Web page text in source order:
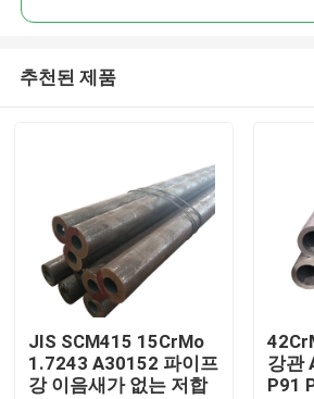
추천된 제품
JIS SCM415 15CrMo
1.7243 A30152 파이프
강 이음새가 없는 저합
강관
P91